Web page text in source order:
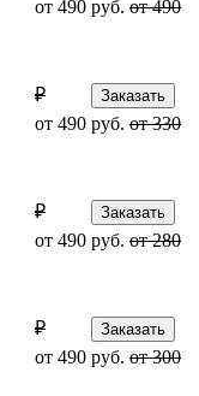
от 490 руб. от 490
₽ Заказать
от 490 руб. от 330
₽ Заказать
от 490 руб. от 280
₽ Заказать
от 490 руб. от 300